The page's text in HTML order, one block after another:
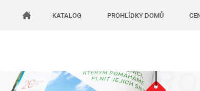
KATALOG PROHLÍDKY DOMŮ